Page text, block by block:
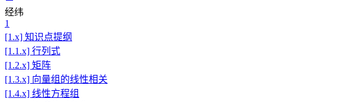
经纬
1
[1.x] 知识点提纲
[1.1.x] 行列式
[1.2.x] 矩阵
[1.3.x] 向量组的线性相关
[1.4.x] 线性方程组